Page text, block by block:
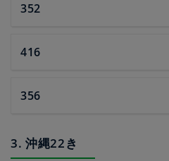
352
416
356
3. 沖縄22き